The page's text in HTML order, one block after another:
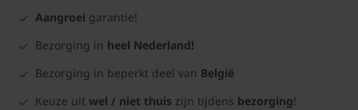
Aangroei garantie!
Bezorging in heel Nederland!
Bezorging in beperkt deel van België
Keuze uit wel / niet thuis zijn tijdens bezorging!